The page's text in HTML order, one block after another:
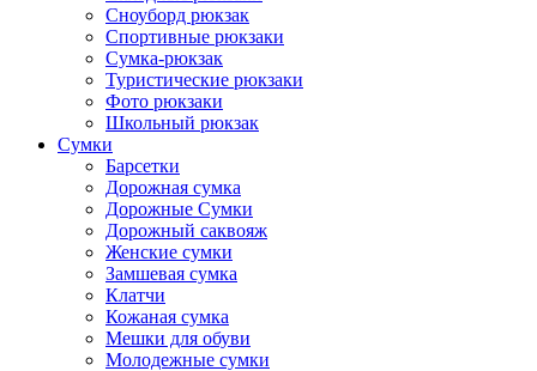
Сноуборд рюкзак
Спортивные рюкзаки
Сумка-рюкзак
Туристические рюкзаки
Фото рюкзаки
Школьный рюкзак
Сумки
Барсетки
Дорожная сумка
Дорожные Сумки
Дорожный саквояж
Женские сумки
Замшевая сумка
Клатчи
Кожаная сумка
Мешки для обуви
Молодежные сумки